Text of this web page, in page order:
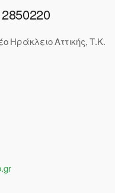
Ηράκλειο Αττικής, Τ.Κ.